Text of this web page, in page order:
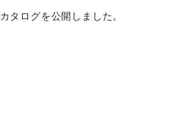
タログを公開しました。